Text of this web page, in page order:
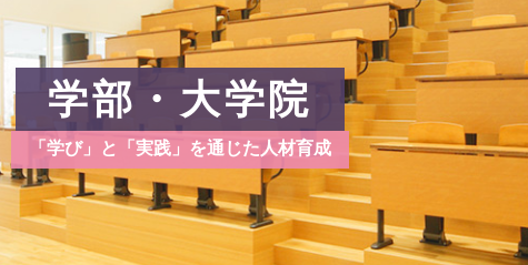
学部・大学院
「学び」と「実践」を通じた人材育成